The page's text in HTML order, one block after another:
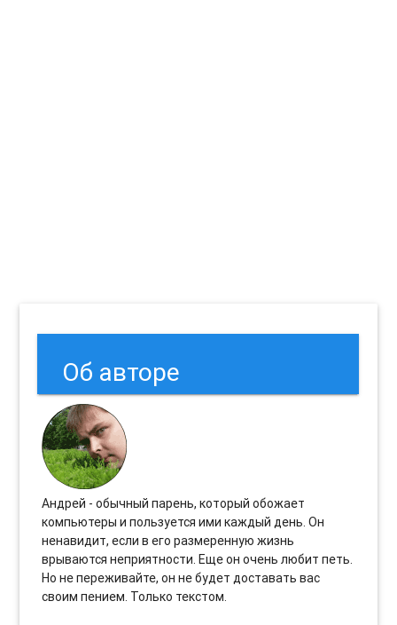
Об авторе
Андрей - обычный парень, который обожает
компьютеры и пользуется ими каждый день. Он
ненавидит, если в его размеренную жизнь
врываются неприятности. Еще он очень любит петь.
Но не переживайте, он не будет доставать вас
своим пением. Только текстом.